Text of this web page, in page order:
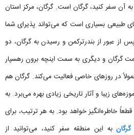
آن سفر کنید، گرگان است. گرگان، مرکز استان
طبیعی بسیاری است که می‌تواند پذیرای شما
از عبور از بندرترکمن و رسیدن به گرگان، دو
گرگان و دیگری به سمت اینچه برون رهسپار
در روزهای خاصی فعالیت می‌کند. گرگان هم
زیبا و آثار تاریخی زیادی بهره می‌برد. به
خاطره‌انگیز خواهد بود. به هر ترتیب، برای
به این منطقه سفر کنید، می‌توانید از